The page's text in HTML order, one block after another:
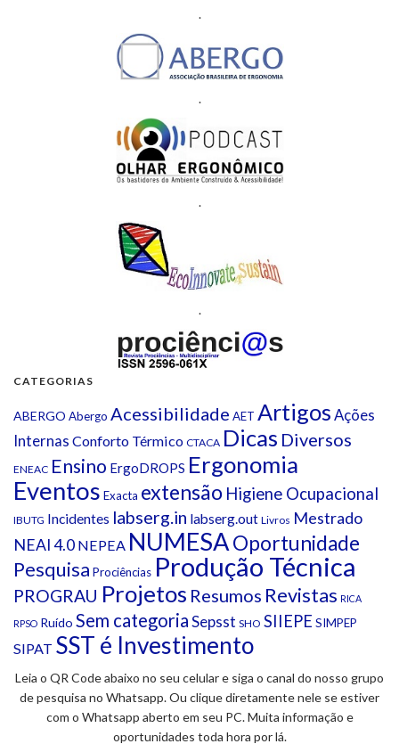
.
.
.
.
CATEGORIAS
ABERGO Abergo Acessibilidade AET ArtigosAções
Internas Conforto Térmico CTACA Dicas Diversos
ENEAC Ensino ErgoDROPS Ergonomia
Eventos Exacta extensão Higiene Ocupacional
IBUTG Incidentes labserg.in labserg.out Livros Mestrado
NEAI 4.0 NEPEA NUMESAOportunidade
Pesquisa Prociências Produção Técnica
PROGRAU Projetos Resumos Revistas RICA
RPSO Ruído Sem categoriaSepsst SHO SIIEPE SIMPEP
SIPAT SST é Investimento
Leia o QR Code abaixo no seu celular e siga o canal do nosso grupo
de pesquisa no Whatsapp. Ou clique diretamente nele se estiver
com o Whatsapp aberto em seu PC. Muita informação e
oportunidades toda hora por lá.